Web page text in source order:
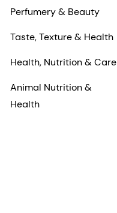
Perfumery & Beauty
Taste, Texture & Health
Health, Nutrition & Care
Animal Nutrition &
Health